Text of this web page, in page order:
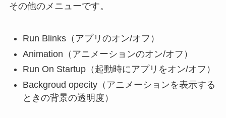
その他のメニューです。
Run Blinks（アプリのオン/オフ）
Animation（アニメーションのオン/オフ）
Run On Startup（起動時にアプリをオン/オフ）
Backgroud opecity（アニメーションを表示する
ときの背景の透明度）